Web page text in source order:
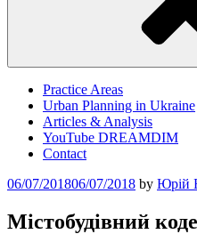
Practice Areas
Urban Planning in Ukraine
Articles & Analysis
YouTube DREAMDIM
Contact
Posted
06/07/201806/07/2018 by Юрій
Містобудівний